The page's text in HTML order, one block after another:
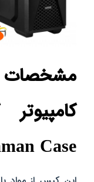
Case